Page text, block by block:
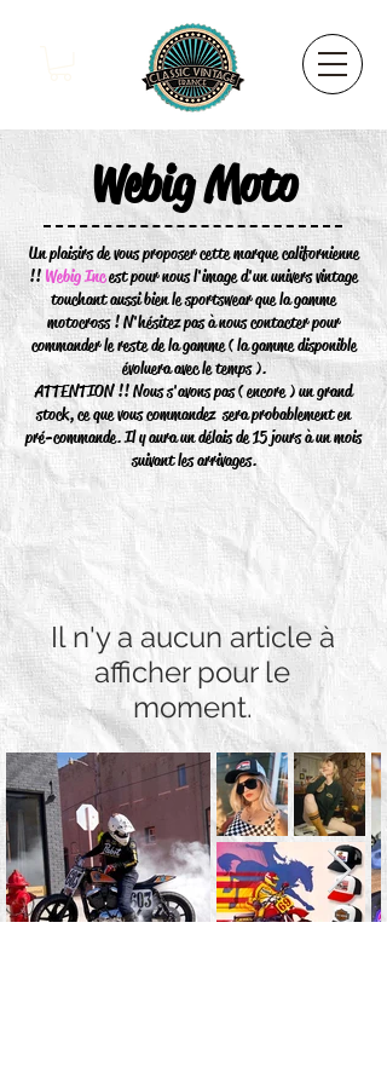
Webig Moto
Un plaisirs de vous proposer cette marque californienne
!! Webig Incest pour nous l'image d'un univers vintage
touchant aussi bien le sportswear que la gamme
motocross ! N'hésitez pas à nous contacter pour
commander le reste de la gamme ( la gamme disponible
évoluera avec le temps ).
ATTENTION !! Nous s'avons pas ( encore ) un grand
stock, ce que vous commandez sera probablement en
pré-commande. Il y aura un délais de 15 jours à un mois
suivant les arrivages.
Il n'y a aucun article à
afficher pour le
moment.